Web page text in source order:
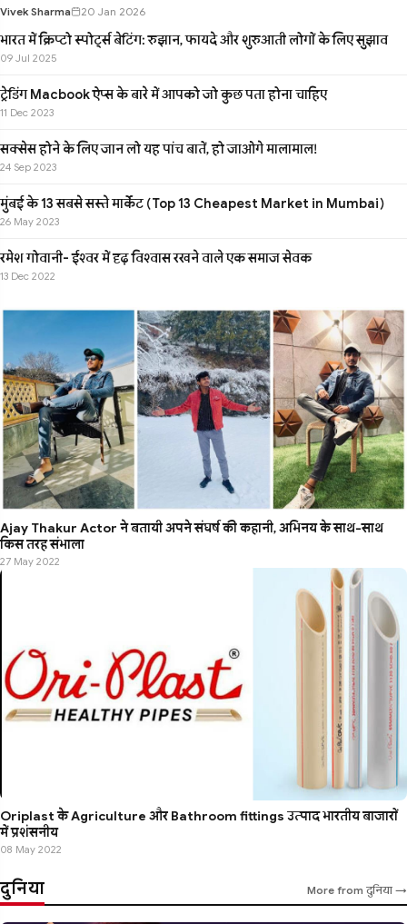
Vivek Sharma 20 Jan 2026
भारत में क्रिप्टो स्पोर्ट्स बेटिंग: रुझान, फायदे और शुरुआती लोगों के लिए सुझाव
09 Jul 2025
ट्रेडिंग Macbook ऐप्स के बारे में आपको जो कुछ पता होना चाहिए
11 Dec 2023
सक्सेस होने के लिए जान लो यह पांच बातें, हो जाओगे मालामाल!
24 Sep 2023
मुंबई के 13 सबसे सस्ते मार्केट (Top 13 Cheapest Market in Mumbai)
26 May 2023
रमेश गोवानी- ईश्वर में दृढ़ विश्वास रखने वाले एक समाज सेवक
13 Dec 2022
Ajay Thakur Actor ने बतायी अपने संघर्ष की कहानी, अभिनय के साथ-साथ
किस तरह संभाला
27 May 2022
Oriplast के Agriculture और Bathroom fittings उत्पाद भारतीय बाजारों
में प्रशंसनीय
08 May 2022
दुनिया More from दुनिया →